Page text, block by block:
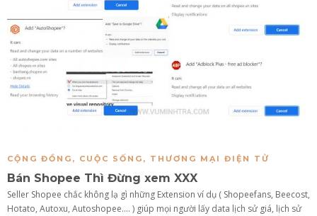
CỘNG ĐỒNG , CUỘC SỐNG , THƯƠNG MẠI ĐIỆN TỬ
Bán Shopee Thì Đừng xem XXX
Seller Shopee chắc không lạ gì những Extension ví dụ ( Shopeefans, Beecost,
Hotato, Autoxu, Autoshopee…. ) giúp mọi người lấy data lịch sử giá, lịch sử